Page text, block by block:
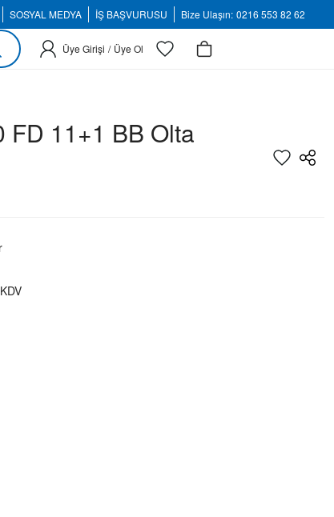
SOSYAL MEDYA İŞ BAŞVURUSU Bize Ulaşın: 0216 553 82 62
Üye Girişi / Üye Ol
FD 11+1 BB Olta